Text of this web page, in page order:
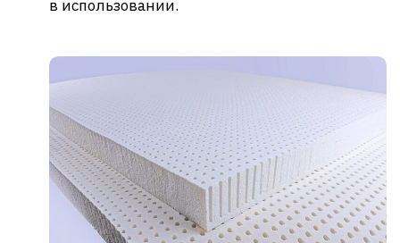
в использовании.